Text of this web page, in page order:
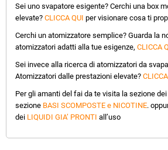
Sei uno svapatore esigente? Cerchi una box
elevate? CLICCA QUI per visionare cosa ti
Cerchi un atomizzatore semplice? Guarda la
atomizzatori adatti alla tue esigenze, CLICCA
Sei invece alla ricerca di atomizzatori da
Atomizzatori dalle prestazioni elevate?
Per gli amanti del fai da te visita la sezione
sezione BASI SCOMPOSTE e NICOTINE.
dei LIQUIDI GIA’ PRONTI all’uso